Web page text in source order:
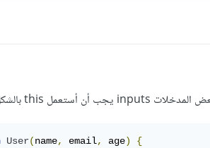
User(name, email, age)
{